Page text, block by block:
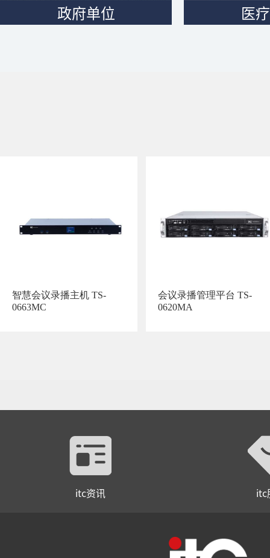
政府单位 医
智慧会议录播主机 TS-
0663MC
会议录播管理平台 TS-
0620MA
itc资讯 itc